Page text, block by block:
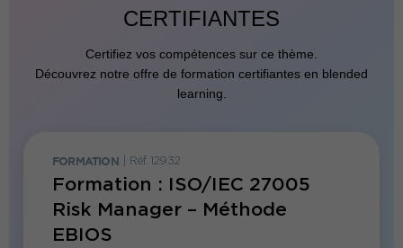
CERTIFIANTES
Certifiez vos compétences sur ce thème.
Découvrez notre offre de formation certifiantes en blended
learning.
FORMATION Réf. 12932
Formation : ISO/IEC 27005
Risk Manager – Méthode
EBIOS